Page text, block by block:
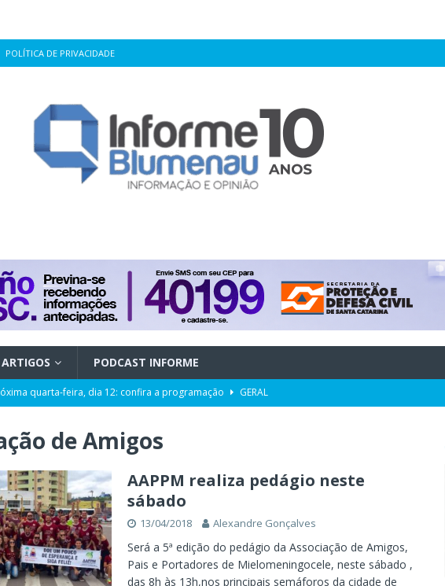
POLÍTICA DE PRIVACIDADE
ARTIGOS PODCAST INFORME
quarta-feira, dia 12: confira a programação
GERAL
da Computação a partir de 2027
ao Senado será do partido NOVO
POLÍTICA
de cargo após denúncias de assédio e importunação sexual
entre os aliados POLÍTICA
de Amigos
AAPPM realiza pedágio neste
sábado
13/04/2018 Alexandre Gonçalves
Será a 5ª edição do pedágio da Associação de Amigos,
Pais e Portadores de Mielomeningocele, neste sábado ,
das 8h às 13h,nos principais semáforos da cidade de